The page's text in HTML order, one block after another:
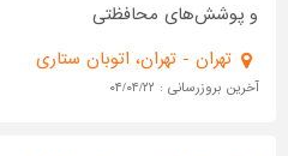
و پوشش‌های محافظتی
تهران - تهران، اتوبان ستاری
آخرین بروزرسانی : ۰۴/۰۴/۲۲